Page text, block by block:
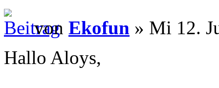
von Ekofun » Mi 12.
Hallo Aloys,